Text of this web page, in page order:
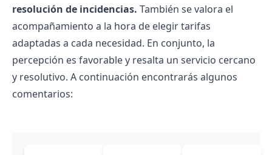
resolución de incidencias. También se valora el
acompañamiento a la hora de elegir tarifas
adaptadas a cada necesidad. En conjunto, la
percepción es favorable y resalta un servicio cercano
y resolutivo. A continuación encontrarás algunos
comentarios: